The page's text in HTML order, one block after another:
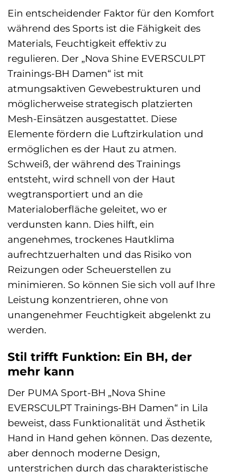
Ein entscheidender Faktor für den Komfort
während des Sports ist die Fähigkeit des
Materials, Feuchtigkeit effektiv zu
regulieren. Der „Nova Shine EVERSCULPT
Trainings-BH Damen“ ist mit
atmungsaktiven Gewebestrukturen und
möglicherweise strategisch platzierten
Mesh-Einsätzen ausgestattet. Diese
Elemente fördern die Luftzirkulation und
ermöglichen es der Haut zu atmen.
Schweiß, der während des Trainings
entsteht, wird schnell von der Haut
wegtransportiert und an die
Materialoberfläche geleitet, wo er
verdunsten kann. Dies hilft, ein
angenehmes, trockenes Hautklima
aufrechtzuerhalten und das Risiko von
Reizungen oder Scheuerstellen zu
minimieren. So können Sie sich voll auf Ihre
Leistung konzentrieren, ohne von
unangenehmer Feuchtigkeit abgelenkt zu
werden.
Stil trifft Funktion: Ein BH, der
mehr kann
Der PUMA Sport-BH „Nova Shine
EVERSCULPT Trainings-BH Damen“ in Lila
beweist, dass Funktionalität und Ästhetik
Hand in Hand gehen können. Das dezente,
aber dennoch moderne Design,
unterstrichen durch das charakteristische